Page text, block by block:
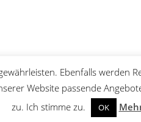
Ebenfalls
Website passende
zu. Ich stimme zu.
OK